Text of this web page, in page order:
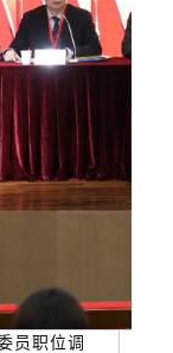
员职位调